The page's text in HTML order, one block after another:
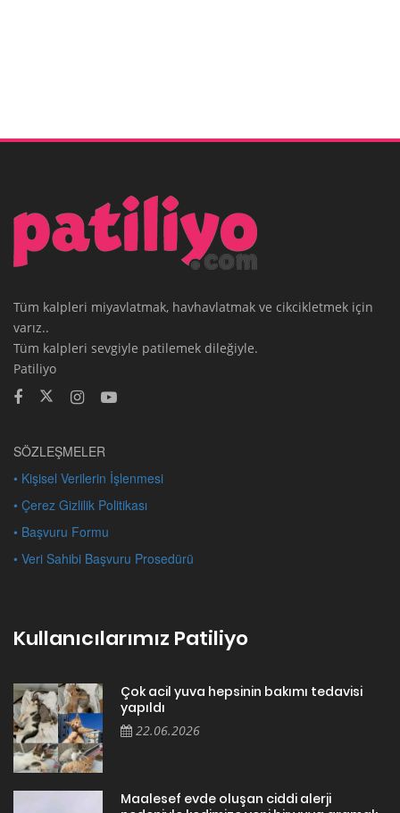
Tüm kalpleri miyavlatmak, havhavlatmak ve cikcikletmek için
varız..
Tüm kalpleri sevgiyle patilemek dileğiyle.
Patiliyo
SÖZLEŞMELER
• Kişisel Verilerin İşlenmesi
• Çerez Gizlilik Politikası
• Başvuru Formu
• Veri Sahibi Başvuru Prosedürü
Kullanıcılarımız Patiliyo
Çok acil yuva hepsinin bakımı tedavisi
yapıldı
22.06.2026
Maalesef evde oluşan ciddi alerji